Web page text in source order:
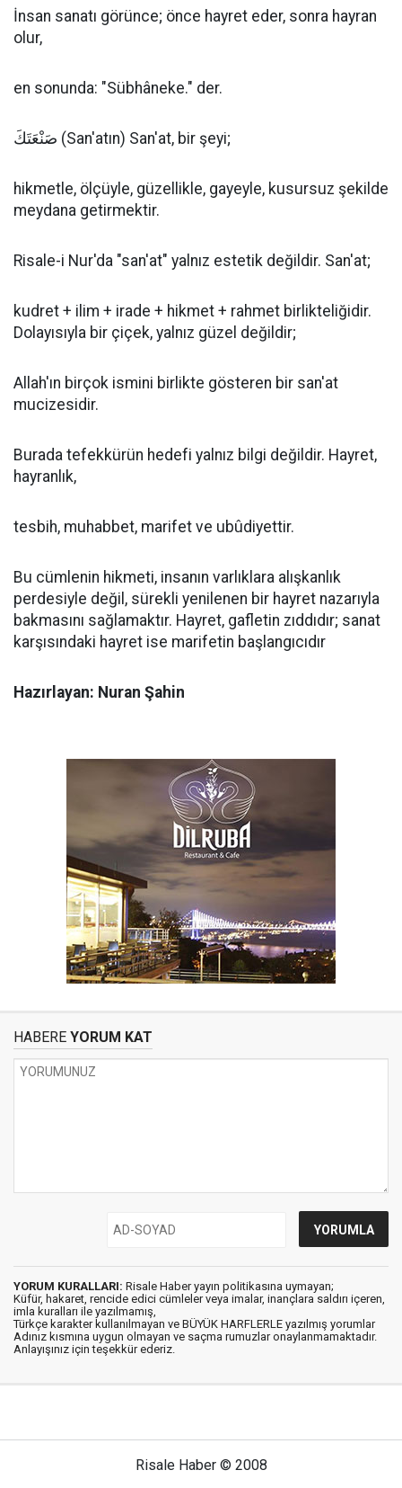
İnsan sanatı görünce; önce hayret eder, sonra hayran
olur,
en sonunda: "Sübhâneke." der.
صَنْعَتَكَ (San'atın) San'at, bir şeyi;
hikmetle, ölçüyle, güzellikle, gayeyle, kusursuz şekilde
meydana getirmektir.
Risale-i Nur'da "san'at" yalnız estetik değildir. San'at;
kudret + ilim + irade + hikmet + rahmet birlikteliğidir.
Dolayısıyla bir çiçek, yalnız güzel değildir;
Allah'ın birçok ismini birlikte gösteren bir san'at
mucizesidir.
Burada tefekkürün hedefi yalnız bilgi değildir. Hayret,
hayranlık,
tesbih, muhabbet, marifet ve ubûdiyettir.
Bu cümlenin hikmeti, insanın varlıklara alışkanlık
perdesiyle değil, sürekli yenilenen bir hayret nazarıyla
bakmasını sağlamaktır. Hayret, gafletin zıddıdır; sanat
karşısındaki hayret ise marifetin başlangıcıdır
Hazırlayan: Nuran Şahin
HABERE YORUM KAT
YORUM KURALLARI: Risale Haber yayın politikasına uymayan;
Küfür, hakaret, rencide edici cümleler veya imalar, inançlara saldırı içeren,
imla kuralları ile yazılmamış,
Türkçe karakter kullanılmayan ve BÜYÜK HARFLERLE yazılmış yorumlar
Adınız kısmına uygun olmayan ve saçma rumuzlar onaylanmamaktadır.
Anlayışınız için teşekkür ederiz.
Risale Haber © 2008